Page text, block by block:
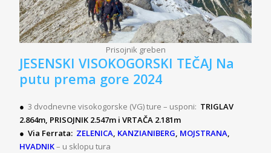
Prisojnik greben
JESENSKI VISOKOGORSKI TEČAJ Na
putu prema gore 2024
● 3 dvodnevne visokogorske (VG) ture – usponi: TRIGLAV
2.864m, PRISOJNIK 2.547m i VRTAČA 2.181m
● Via Ferrata: ZELENICA KANZIANIBERG MOJSTRANA
HVADNIK– u sklopu tura